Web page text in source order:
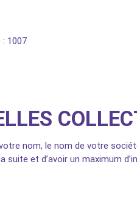
1007
nom, le nom de votre
et d’avoir un maximum